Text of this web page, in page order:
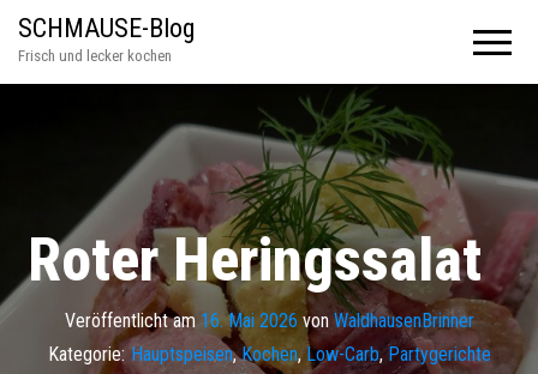
SCHMAUSE-Blog
Frisch und lecker kochen
Roter Heringssalat
Veröffentlicht am 16. Mai 2026 von WaldhausenBrinner
Kategorie: Hauptspeisen,Kochen,Low-Carb, Partygerichte